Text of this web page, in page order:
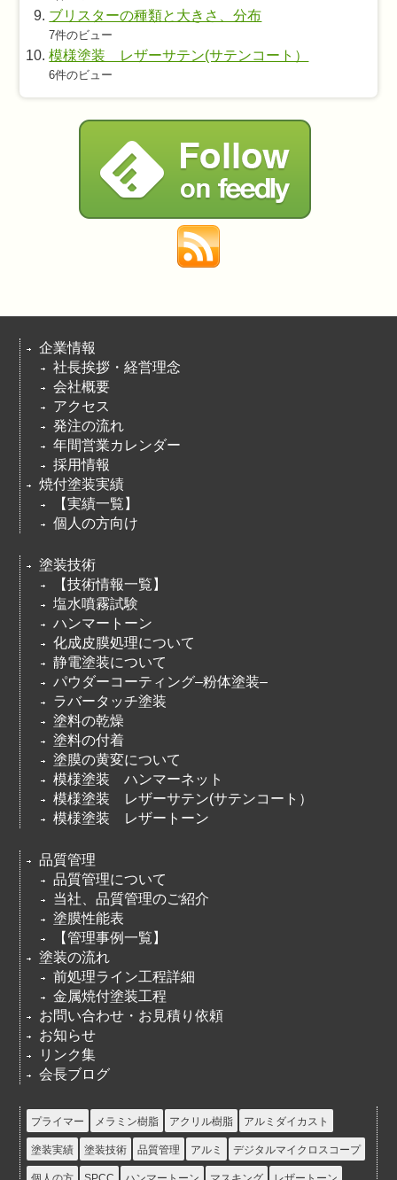
ブリスターの種類と大きさ、分布
7件のビュー
模様塗装 レザーサテン(サテンコート）
6件のビュー
企業情報
社長挨拶・経営理念
会社概要
アクセス
発注の流れ
年間営業カレンダー
採用情報
焼付塗装実績
【実績一覧】
個人の方向け
塗装技術
【技術情報一覧】
塩水噴霧試験
ハンマートーン
化成皮膜処理について
静電塗装について
パウダーコーティング–粉体塗装–
ラバータッチ塗装
塗料の乾燥
塗料の付着
塗膜の黄変について
模様塗装 ハンマーネット
模様塗装 レザーサテン(サテンコート）
模様塗装 レザートーン
品質管理
品質管理について
当社、品質管理のご紹介
塗膜性能表
【管理事例一覧】
塗装の流れ
前処理ライン工程詳細
金属焼付塗装工程
お問い合わせ・お見積り依頼
お知らせ
リンク集
会長ブログ
プライマー メラミン樹脂 アクリル樹脂 アルミダイカスト
塗装実績 塗装技術 品質管理 アルミ デジタルマイクロスコープ